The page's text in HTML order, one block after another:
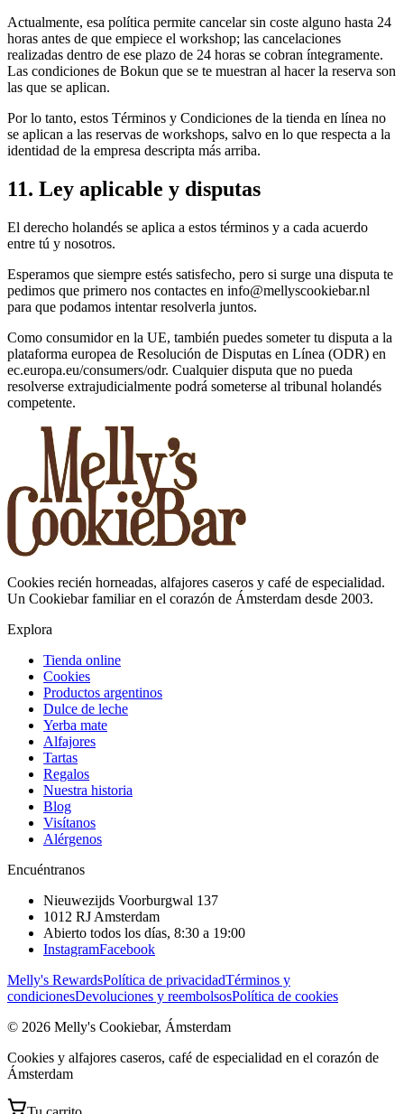
Actualmente, esa política permite cancelar sin coste alguno hasta 24
horas antes de que empiece el workshop; las cancelaciones
realizadas dentro de ese plazo de 24 horas se cobran íntegramente.
Las condiciones de Bokun que se te muestran al hacer la reserva son
las que se aplican.
Por lo tanto, estos Términos y Condiciones de la tienda en línea no
se aplican a las reservas de workshops, salvo en lo que respecta a la
identidad de la empresa descripta más arriba.
11. Ley aplicable y disputas
El derecho holandés se aplica a estos términos y a cada acuerdo
entre tú y nosotros.
Esperamos que siempre estés satisfecho, pero si surge una disputa te
pedimos que primero nos contactes en info@mellyscookiebar.nl
para que podamos intentar resolverla juntos.
Como consumidor en la UE, también puedes someter tu disputa a la
plataforma europea de Resolución de Disputas en Línea (ODR) en
ec.europa.eu/consumers/odr. Cualquier disputa que no pueda
resolverse extrajudicialmente podrá someterse al tribunal holandés
competente.
Cookies recién horneadas, alfajores caseros y café de especialidad.
Un Cookiebar familiar en el corazón de Ámsterdam desde 2003.
Explora
Tienda online
Cookies
Productos argentinos
Dulce de leche
Yerba mate
Alfajores
Tartas
Regalos
Nuestra historia
Blog
Visítanos
Alérgenos
Encuéntranos
Nieuwezijds Voorburgwal 137
1012 RJ Amsterdam
Abierto todos los días, 8:30 a 19:00
InstagramFacebook
Melly's RewardsPolítica de privacidadTérminos y
condicionesDevoluciones y reembolsosPolítica de cookies
© 2026 Melly's Cookiebar, Ámsterdam
Cookies y alfajores caseros, café de especialidad en el corazón de
Ámsterdam